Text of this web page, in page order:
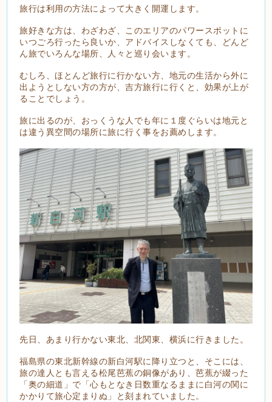
旅行は利用の方法によって大きく開運します。
旅好きな方は、わざわざ、このエリアのパワースポットに
いつごろ行ったら良いか、アドバイスしなくても、どんど
ん旅でいろんな場所、人々と巡り会います。
むしろ、ほとんど旅行に行かない方、地元の生活から外に
出ようとしない方の方が、吉方旅行に行くと、効果が上が
ることでしょう。
旅に出るのが、おっくうな人でも年に１度ぐらいは地元と
は違う異空間の場所に旅に行く事をお薦めします。
先日、あまり行かない東北、北関東、横浜に行きました。
福島県の東北新幹線の新白河駅に降り立つと、そこには、
旅の達人とも言える松尾芭蕉の銅像があり、芭蕉が綴った
「奥の細道」で「心もとなき日数重なるままに白河の関に
かかりて旅心定まりぬ」と刻まれていました。